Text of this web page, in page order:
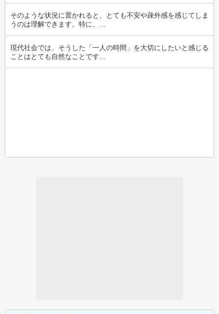
そのような状況に置かれると、とても不安や疎外感を感じてしま
うのは理解できます。特に、…
現代社会では、そうした「一人の時間」を大切にしたいと感じる
ことはとても自然なことです…